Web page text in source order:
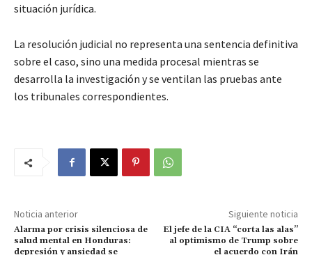
situación jurídica.
La resolución judicial no representa una sentencia definitiva
sobre el caso, sino una medida procesal mientras se
desarrolla la investigación y se ventilan las pruebas ante
los tribunales correspondientes.
Noticia anterior
Alarma por crisis silenciosa de
salud mental en Honduras:
depresión y ansiedad se
Siguiente noticia
El jefe de la CIA “corta las alas”
al optimismo de Trump sobre
el acuerdo con Irán